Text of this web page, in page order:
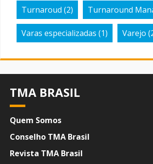
Turnaroud (2) Turnaround
Varas especializadas (1) Varejo
TMA BRASIL
Quem Somos
Conselho TMA Brasil
Revista TMA Brasil